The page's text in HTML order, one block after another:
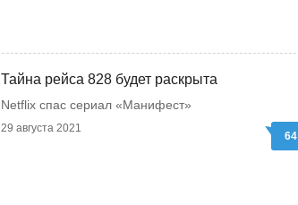
Тайна рейса 828 будет раскрыта
Netflix спас сериал «Манифест»
29 августа 2021
64